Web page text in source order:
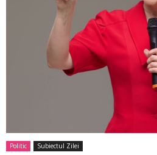
Politic Subiectul Zilei